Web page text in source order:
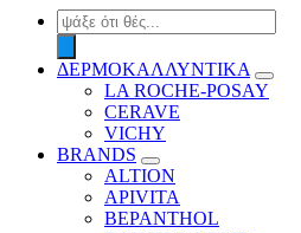
Products
search
ΔΕΡΜΟΚΑΛΛΥΝΤΙΚΑ
LA ROCHE-POSAY
CERAVE
VICHY
BRANDS
ALTION
APIVITA
BEPANTHOL